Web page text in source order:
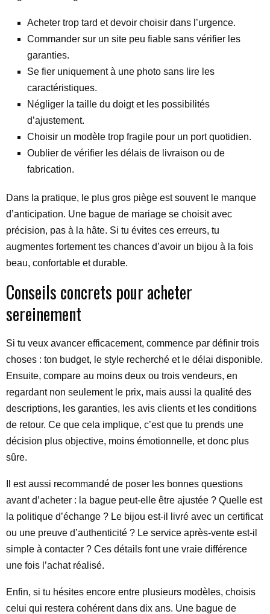
Acheter trop tard et devoir choisir dans l’urgence.
Commander sur un site peu fiable sans vérifier les
garanties.
Se fier uniquement à une photo sans lire les
caractéristiques.
Négliger la taille du doigt et les possibilités
d’ajustement.
Choisir un modèle trop fragile pour un port quotidien.
Oublier de vérifier les délais de livraison ou de
fabrication.
Dans la pratique, le plus gros piège est souvent le manque
d’anticipation. Une bague de mariage se choisit avec
précision, pas à la hâte. Si tu évites ces erreurs, tu
augmentes fortement tes chances d’avoir un bijou à la fois
beau, confortable et durable.
Conseils concrets pour acheter
sereinement
Si tu veux avancer efficacement, commence par définir trois
choses : ton budget, le style recherché et le délai disponible.
Ensuite, compare au moins deux ou trois vendeurs, en
regardant non seulement le prix, mais aussi la qualité des
descriptions, les garanties, les avis clients et les conditions
de retour. Ce que cela implique, c’est que tu prends une
décision plus objective, moins émotionnelle, et donc plus
sûre.
Il est aussi recommandé de poser les bonnes questions
avant d’acheter : la bague peut-elle être ajustée ? Quelle est
la politique d’échange ? Le bijou est-il livré avec un certificat
ou une preuve d’authenticité ? Le service après-vente est-il
simple à contacter ? Ces détails font une vraie différence
une fois l’achat réalisé.
Enfin, si tu hésites encore entre plusieurs modèles, choisis
celui qui restera cohérent dans dix ans. Une bague de